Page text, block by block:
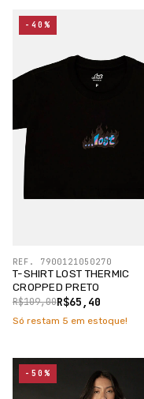
Linhas
Especiais
T-SHIRT LOST THERMIC
CROPPED PRETO
R$65,40
R$109,00
REF. 7900121050270
-40%
Só restam 5 em estoque!
-50%